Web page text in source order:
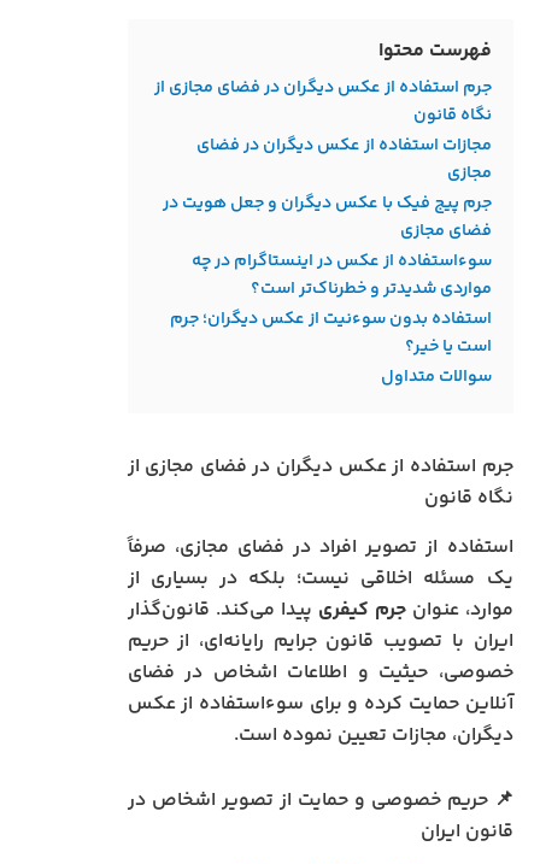
فهرست محتوا
جرم استفاده از عکس دیگران در فضای مجازی از
نگاه قانون
مجازات استفاده از عکس دیگران در فضای
مجازی
جرم پیج فیک با عکس دیگران و جعل هویت در
فضای مجازی
سوءاستفاده از عکس در اینستاگرام در چه
مواردی شدیدتر و خطرناک‌تر است؟
استفاده بدون سوءنیت از عکس دیگران؛ جرم
است یا خیر؟
سوالات متداول
جرم استفاده از عکس دیگران در فضای مجازی از
نگاه قانون
استفاده از تصویر افراد در فضای مجازی، صرفاً
یک مسئله اخلاقی نیست؛ بلکه در بسیاری از
موارد، عنوانجرم کیفری پیدا می‌کند. قانون‌گذار
ایران با تصویب قانون جرایم رایانه‌ای، از حریم
خصوصی، حیثیت و اطلاعات اشخاص در فضای
آنلاین حمایت کرده و برای سوءاستفاده از عکس
دیگران، مجازات تعیین نموده است.
📌 حریم خصوصی و حمایت از تصویر اشخاص در
قانون ایران